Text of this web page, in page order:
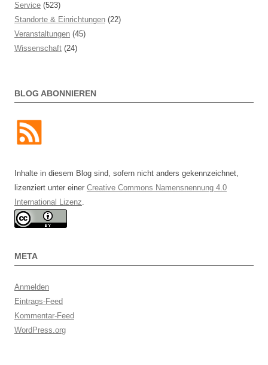
Service (523)
Standorte & Einrichtungen (22)
Veranstaltungen (45)
Wissenschaft (24)
BLOG ABONNIEREN
Inhalte in diesem Blog sind, sofern nicht anders gekennzeichnet,
lizenziert unter einer Creative Commons Namensnennung 4.0
International Lizenz
META
Anmelden
Eintrags-Feed
Kommentar-Feed
WordPress.org